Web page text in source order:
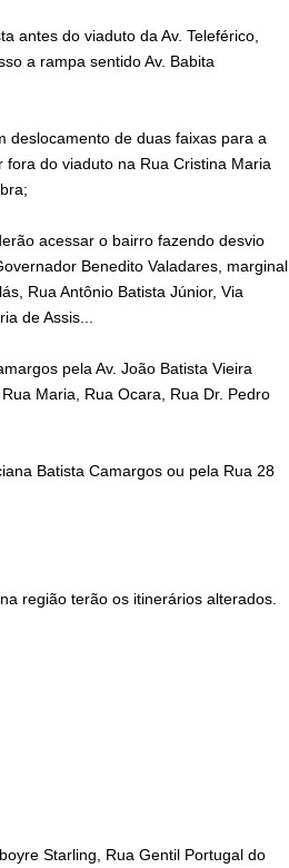
antes do viaduto da Av. Teleférico,
a rampa sentido Av. Babita
deslocamento de duas faixas para a
fora do viaduto na Rua Cristina Maria
acessar o bairro fazendo desvio
Benedito Valadares, marginal
Rua Antônio Batista Júnior, Via
de Assis...
pela Av. João Batista Vieira
Maria, Rua Ocara, Rua Dr. Pedro
Batista Camargos ou pela Rua 28
região terão os itinerários alterados.
Starling, Rua Gentil Portugal do